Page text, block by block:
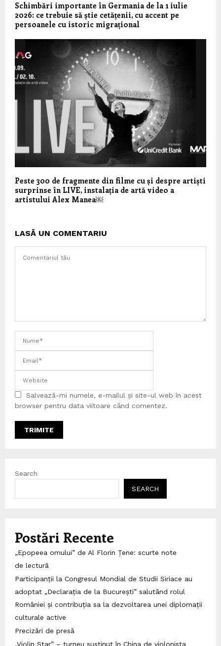
Schimbări importante în Germania de la 1 iulie
2026: ce trebuie să știe cetățenii, cu accent pe
persoanele cu istoric migrațional
Peste 300 de fragmente din filme cu și despre artiști
surprinse în LIVE, instalația de artă video a
artistului Alex Manea￼
LASĂ UN COMENTARIU
Salvează-mi numele, e-mailul și site-ul web în acest
browser pentru data viitoare când comentez.
Search
SEARCH
Postări Recente
„Epopeea omului” de Al Florin Țene: scurte note
de lectură
Participanții la Congresul Mondial de Studii Siriace au
adoptat „Declarația de la București” salutând rolul
României și contribuția sa la dezvoltarea unei diplomații
culturale active
Precizări de presă
„Violin Star” – turneu susținut în China de violonista